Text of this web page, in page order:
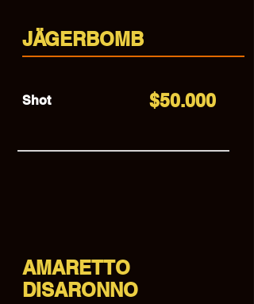
JÄGERBOMB
Shot $50.000
AMARETTO
DISARONNO